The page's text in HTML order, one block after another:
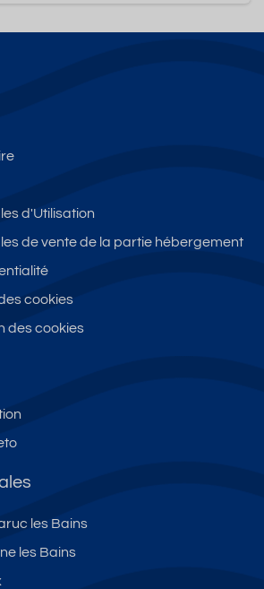
d'Utilisation
de vente de la partie hébergement
cookies
des cookies
les Bains
les Bains